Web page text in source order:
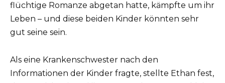
flüchtige Romanze abgetan hatte, kämpfte um ihr
Leben – und diese beiden Kinder könnten sehr
gut seine sein.
Als eine Krankenschwester nach den
Informationen der Kinder fragte, stellte Ethan fest,